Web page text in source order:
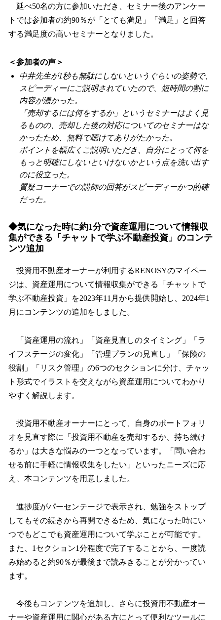
延べ50名の方に参加いただき、セミナー後のアンケー
トでは参加者の約90％が「とても満足」「満足」と回答
する満足度の高いセミナーとなりました。
＜参加者の声＞
中井先生が1秒も無駄にしないというぐらいの姿勢で、
スピーディーにご説明されていたので、短時間の割に
内容が濃かった。
「売却するには何をするか」というセミナーはよく見
るものの、売却した後の対応についてのセミナーはな
かったため、無料で聴けてありがたかった。
ポイントを幅広くご説明いただき、自分にとって何を
もっと明確にしないといけないかという点を洗い出す
のに役立った。
質疑コーナーでの講師の回答がスピーディーかつ的確
だった。
◆気になった時に約1分で資産運用について情報収
集ができる「チャットで学ぶ不動産投資」のコンテ
ンツ追加
投資用不動産オーナーが利用するRENOSYのマイペー
ジは、資産運用について情報収集ができる「チャットで
学ぶ不動産投資」を2023年11月から提供開始し、2024年1
月にコンテンツの追加をしました。
「資産運用の流れ」「資産見直しのタイミング」「ラ
イフステージの変化」「管理プランの見直し」「保険の
役割」「リスク管理」の6つのセクションに分け、チャッ
ト形式でイラストを交えながら資産運用についてわかり
やすく解説します。
投資用不動産オーナーにとって、自身のポートフォリ
オを見直す際に「投資用不動産を売却するか、持ち続け
るか」は大きな悩みの一つとなっています。「問い合わ
せる前に手軽に情報収集をしたい」といったニーズに応
え、本コンテンツを用意しました。
進捗度がパーセンテージで表示され、勉強をストップ
してもその続きから再開できるため、気になった時にい
つでもどこでも資産運用について学ぶことが可能です。
また、1セクション1分程度で完了することから、一度読
み始めると約90％が最後まで読みきることが分かってい
ます。
今後もコンテンツを追加し、さらに投資用不動産オー
ナーや資産運用に関心がある方にとって便利なツールに